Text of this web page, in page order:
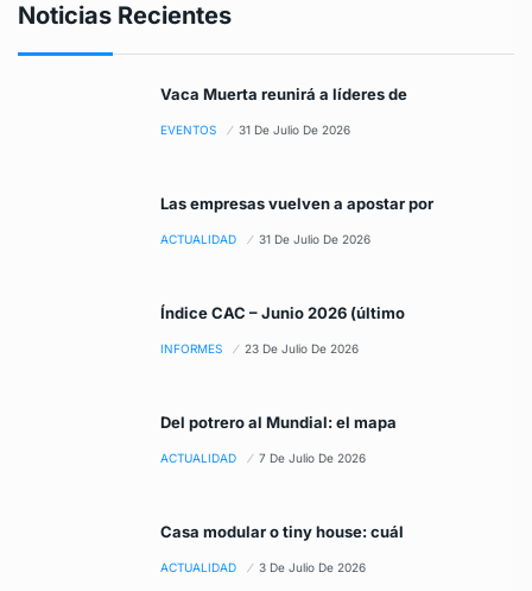
Noticias Recientes
Vaca Muerta reunirá a líderes de
EVENTOS 31 De Julio De 2026
Las empresas vuelven a apostar por
ACTUALIDAD 31 De Julio De 2026
Índice CAC – Junio 2026 (último
INFORMES 23 De Julio De 2026
Del potrero al Mundial: el mapa
ACTUALIDAD 7 De Julio De 2026
Casa modular o tiny house: cuál
ACTUALIDAD 3 De Julio De 2026